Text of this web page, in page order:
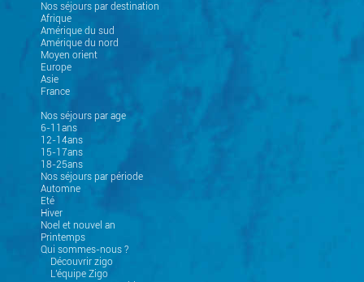
Nos séjours par destination
Afrique
Amérique du sud
Amérique du nord
Moyen orient
Europe
Asie
France
Nos séjours par age
6-11ans
12-14ans
15-17ans
18-25ans
Nos séjours par période
Automne
Eté
Hiver
Noel et nouvel an
Printemps
Qui sommes-nous ?
Découvrir zigo
L'équipe Zigo